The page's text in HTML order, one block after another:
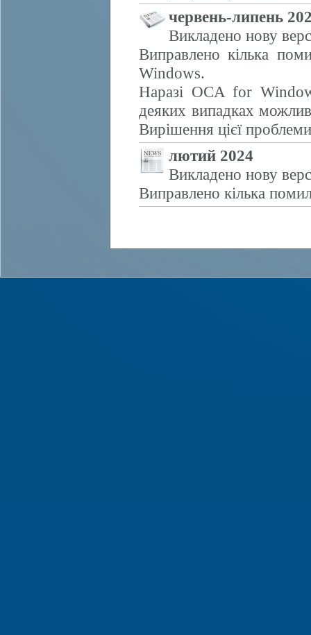
червень-липень
Викладено нову
Виправлено кілька
Windows.
Наразі OCA for
деяких випадках
Вирішення цієї
лютий 2024
Викладено нову
Виправлено кілька